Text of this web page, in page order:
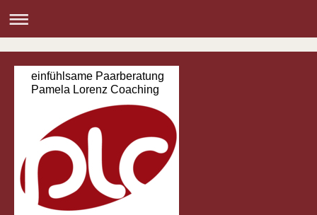
einfühlsame Paarberatung
Pamela Lorenz Coaching